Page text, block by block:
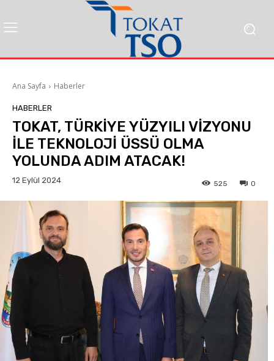
Ana Sayfa Haberler
HABERLER
TOKAT, TÜRKİYE YÜZYILI VİZYONU
İLE TEKNOLOJİ ÜSSÜ OLMA
YOLUNDA ADIM ATACAK!
12 Eylül 2024 0
525